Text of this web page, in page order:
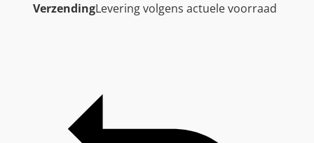
VerzendingLevering volgens actuele voorraad